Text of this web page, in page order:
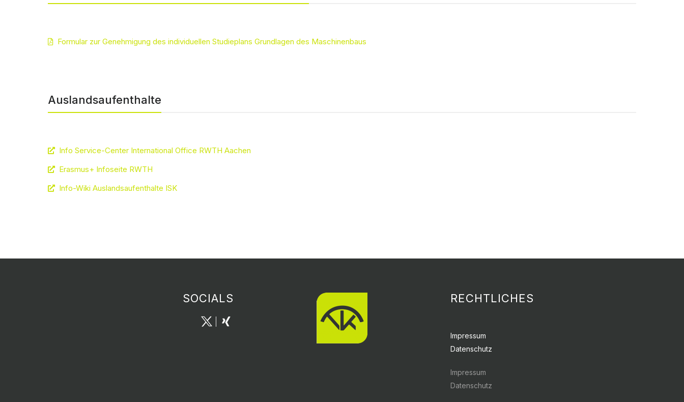
Formular zur Genehmigung des individuellen Studieplans Grundlagen des Maschinenbaus
Auslandsaufenthalte
Info Service-Center International Office RWTH Aachen
Erasmus+ Infoseite RWTH
Info-Wiki Auslandsaufenthalte ISK
SOCIALS RECHTLICHES
Impressum
Datenschutz
Impressum
Datenschutz